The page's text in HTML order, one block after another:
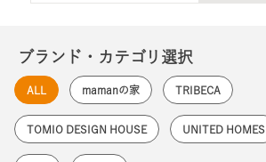
ブランド・カテゴリ選択
ALL mamanの家 TRIBECA
TOMIO DESIGN HOUSE UNITED HOMES